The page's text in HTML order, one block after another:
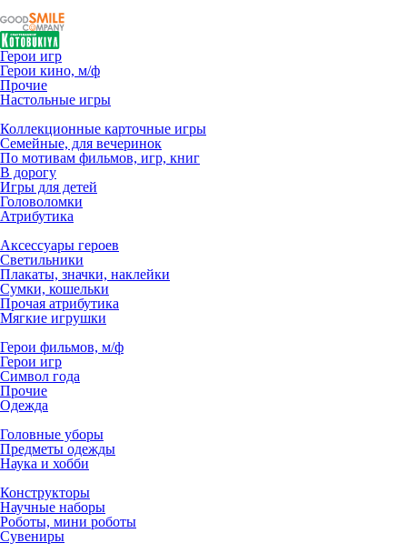
Герои игр
Герои кино, м/ф
Прочие
Настольные игры
Коллекционные карточные игры
Семейные, для вечеринок
По мотивам фильмов, игр, книг
В дорогу
Игры для детей
Головоломки
Атрибутика
Аксессуары героев
Светильники
Плакаты, значки, наклейки
Сумки, кошельки
Прочая атрибутика
Мягкие игрушки
Герои фильмов, м/ф
Герои игр
Символ года
Прочие
Одежда
Головные уборы
Предметы одежды
Наука и хобби
Конструкторы
Научные наборы
Роботы, мини роботы
Сувениры